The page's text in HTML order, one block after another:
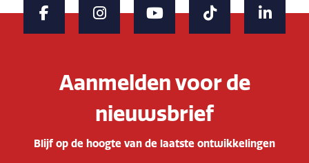
Aanmelden voor de
nieuwsbrief
Blijf op de hoogte van de laatste ontwikkelingen